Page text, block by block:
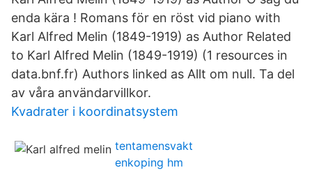
enda kära ! Romans för en röst vid piano with
Karl Alfred Melin (1849-1919) as Author Related
to Karl Alfred Melin (1849-1919) (1 resources in
data.bnf.fr) Authors linked as Allt om null. Ta del
av våra användarvillkor.
Kvadrater i koordinatsystem
tentamensvakt
enkoping hm